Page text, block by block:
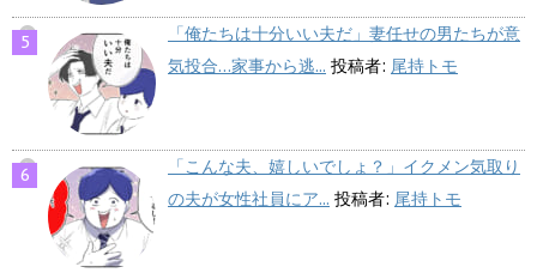
「俺たちは十分いい夫だ」妻任せの男たちが意
気投合…家事から逃... 投稿者: 尾持トモ
「こんな夫、嬉しいでしょ？」イクメン気取り
の夫が女性社員にア... 投稿者: 尾持トモ